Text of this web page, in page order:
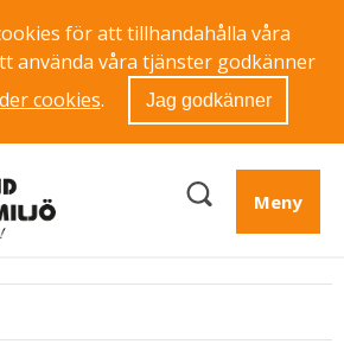
för att tillhandahålla våra
använda våra tjänster godkänner
cookies. Jag godkänner
Meny